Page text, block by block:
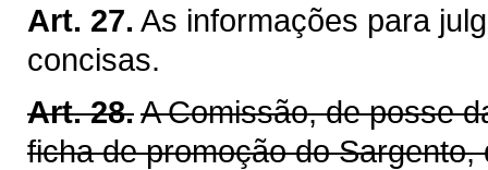
Art. 27. As informações para
concisas.
Art. 28.A Comissão, de posse
ficha de promoção do